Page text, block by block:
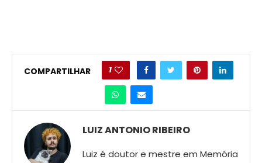
COMPARTILHAR 1
LUIZ ANTONIO RIBEIRO
Luiz é doutor e mestre em Memória